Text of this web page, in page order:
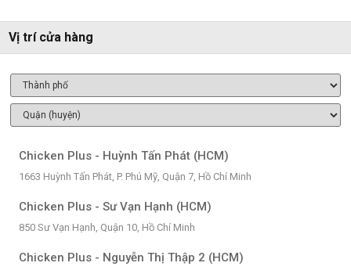
Vị trí cửa hàng
Chicken Plus - Huỳnh Tấn Phát (HCM)
1663 Huỳnh Tấn Phát, P. Phú Mỹ, Quận 7, Hồ Chí Minh
Chicken Plus - Sư Vạn Hạnh (HCM)
850 Sư Vạn Hạnh, Quận 10, Hồ Chí Minh
Chicken Plus - Nguyễn Thị Thập 2 (HCM)